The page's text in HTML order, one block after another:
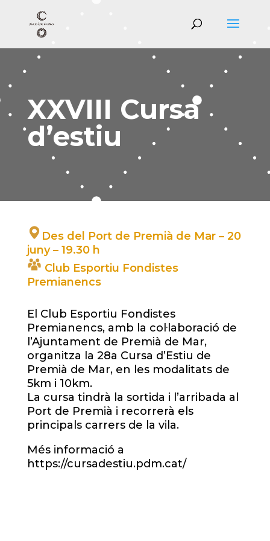
XXVIII Cursa
d’estiu
Des del Port de Premià de Mar – 20
juny – 19.30 h
Club Esportiu Fondistes
Premianencs
El Club Esportiu Fondistes
Premianencs, amb la col·laboració de
l’Ajuntament de Premià de Mar,
organitza la 28a Cursa d’Estiu de
Premià de Mar, en les modalitats de
5km i 10km.
La cursa tindrà la sortida i l’arribada al
Port de Premià i recorrerà els
principals carrers de la vila.
Més informació a
https://cursadestiu.pdm.cat/